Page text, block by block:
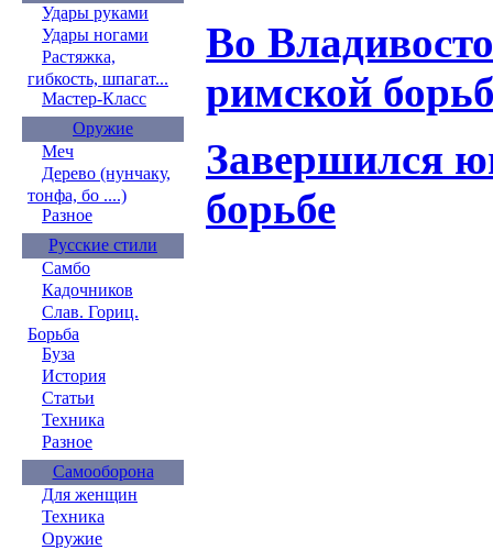
Удары руками
Удары ногами
Растяжка,
гибкость, шпагат...
Мастер-Класс
Оружие
Меч
Дерево (нунчаку,
тонфа, бо ....)
Разное
Русские стили
Самбо
Кадочников
Слав. Гориц.
Борьба
Буза
История
Статьи
Техника
Разное
Самооборона
Для женщин
Техника
Оружие
Во
римской
Завершился
борьбе